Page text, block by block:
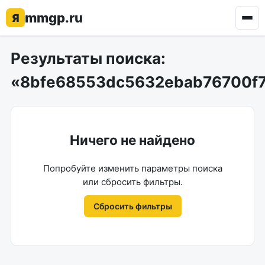
Перейти
содержимому
Я mmgp.ru
Результаты поиска:
Ничего не найдено
Попробуйте изменить параметры поиска
или сбросить фильтры.
Сбросить фильтры